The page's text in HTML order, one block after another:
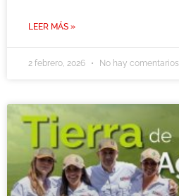
LEER MÁS »
2 febrero, 2026 No hay comentarios